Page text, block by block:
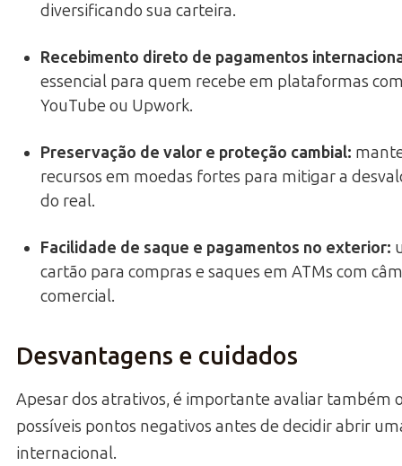
diversificando sua carteira.
Recebimento direto de pagamentos
essencial para quem recebe em plataformas
YouTube ou Upwork.
Preservação de valor e proteção cambial:
recursos em moedas fortes para mitigar a
do real.
Facilidade de saque e pagamentos no exterior:
cartão para compras e saques em ATMs com
comercial.
Desvantagens e cuidados
Apesar dos atrativos, é importante avaliar também
possíveis pontos negativos antes de decidir abrir
internacional.